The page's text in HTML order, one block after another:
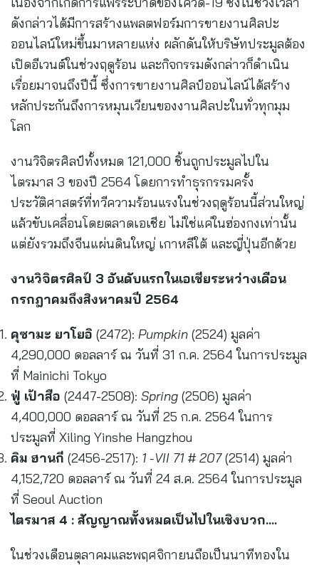
ดังกล่าวได้มีการสร้างแพลตฟอร์มการขายงานศิลปะ
ออนไลน์ใหม่ขึ้นมาหลายแห่ง ผลักดันให้บริษัทประมูลต้อง
เปิดอีเวนต์ในช่วงฤดูร้อน และกิจกรรมดังกล่าวก็ดำเนิน
เรื่อยมาจนถึงปีนี้ ซึ่งการขายงานศิลป์ออนไลน์ได้สร้าง
หลักประกันถึงการหมุนเวียนของงานศิลปะในทั่วทุกมุม
โลก
งานวิจิตรศิลป์ทั้งหมด 121,000 ชิ้นถูกประมูลไปใน
ไตรมาส 3 ของปี 2564 โดยการทำธุรกรรมครั้ง
ประวัติศาสตร์ที่ทวีความร้อนแรงในช่วงฤดูร้อนนี้ส่วนใหญ่
แล้วขับเคลื่อนโดยตลาดเอเชีย ไม่ใช่แค่ในฮ่องกงเท่านั้น
แต่ยังรวมถึงจีนแผ่นดินใหญ่ เกาหลีใต้ และญี่ปุ่นอีกด้วย
งานวิจิตรศิลป์ 3 อันดับแรกในเอเชียระหว่างเดือน
กรกฎาคมถึงสิงหาคมปี 2564
คุซามะ ยาโยอิ (2472): Pumpkin (2524) มูลค่า
4,290,000 ดอลลาร์ ณ วันที่ 31 ก.ค. 2564 ในการประมูล
ที่ Mainichi Tokyo
ฟู่ เป้าสือ (2447-2508): Spring (2506) มูลค่า
4,400,000 ดอลลาร์ ณ วันที่ 25 ก.ค. 2564 ในการ
ประมูลที่ Xiling Yinshe Hangzhou
คิม ฮานกี (2456-2517): 1 -VII 71 # 207(2514) มูลค่า
4,152,720 ดอลลาร์ ณ วันที่ 24 ส.ค. 2564 ในการประมูล
ที่ Seoul Auction
ไตรมาส 4 : สัญญาณทั้งหมดเป็นไปในเชิงบวก….
ในช่วงเดือนตุลาคมและพฤศจิกายนถือเป็นนาทีทองใน